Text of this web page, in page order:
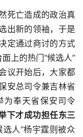
死亡造成的政治真
出新的领袖，于是
定通过商讨的方式
上的热门“候选人”
议开始后，大家都
安总司令兼吉林省
为奉天省保安司令
下才成功担任东三
选人”杨宇霆则被众